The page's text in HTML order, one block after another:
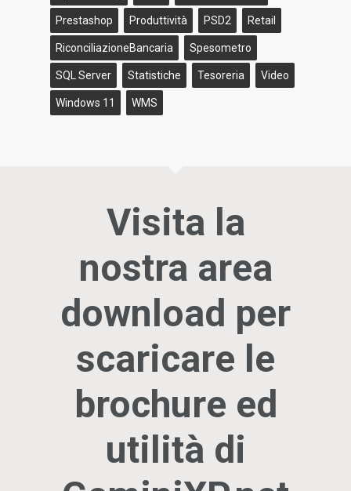
Prestashop Produttività PSD2 Retail
RiconciliazioneBancaria Spesometro
SQL Server Statistiche Tesoreria Video
Windows 11 WMS
Visita la
nostra area
download per
scaricare le
brochure ed
utilità di